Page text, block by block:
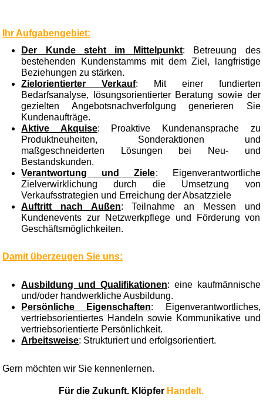
Ihr Aufgabengebiet:
Der Kunde steht im Mittelpunkt: Betreuung des
bestehenden Kundenstamms mit dem Ziel, langfristige
Beziehungen zu stärken.
Zielorientierter Verkauf: Mit einer fundierten
Bedarfsanalyse, lösungsorientierter Beratung sowie der
gezielten Angebotsnachverfolgung generieren Sie
Kundenaufträge.
Aktive Akquise: Proaktive Kundenansprache zu
Produktneuheiten, Sonderaktionen und
maßgeschneiderten Lösungen bei Neu- und
Bestandskunden.
Verantwortung und Ziele: Eigenverantwortliche
Zielverwirklichung durch die Umsetzung von
Verkaufsstrategien und Erreichung der Absatzziele
Auftritt nach Außen: Teilnahme an Messen und
Kundenevents zur Netzwerkpflege und Förderung von
Geschäftsmöglichkeiten.
Damit überzeugen Sie uns:
Ausbildung und Qualifikationen: eine kaufmännische
und/oder handwerkliche Ausbildung.
Persönliche Eigenschaften: Eigenverantwortliches,
vertriebsorientiertes Handeln sowie Kommunikative und
vertriebsorientierte Persönlichkeit.
Arbeitsweise: Strukturiert und erfolgsorientiert.
Gern möchten wir Sie kennenlernen.
Für die Zukunft. Klöpfer Handelt.